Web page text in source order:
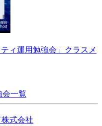
ィ運用勉強会」クラスメ
会一覧
式会社